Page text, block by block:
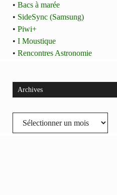
• Bacs à marée
• SideSync (Samsung)
• Piwi+
• I Moustique
• Rencontres Astronomie
Archives
Archives